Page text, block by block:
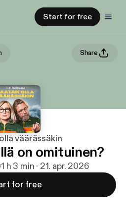
Start for free
Share
väärässäkin
on omituinen?
1 h 3 min · 21. apr. 2026
for free